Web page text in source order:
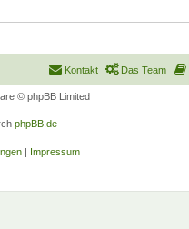
Das Team
Kontakt
© phpBB Limited
phpBB.de
| Impressum